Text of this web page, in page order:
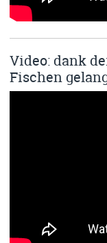
Video: dank
Fischen